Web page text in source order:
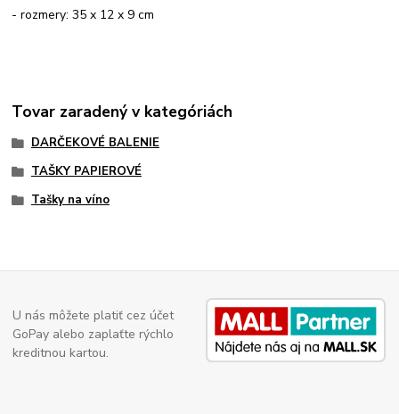
- rozmery: 35 x 12 x 9 cm
Tovar zaradený v kategóriách
DARČEKOVÉ BALENIE
TAŠKY PAPIEROVÉ
Tašky na víno
U nás môžete platiť cez účet
GoPay alebo zaplaťte rýchlo
kreditnou kartou.